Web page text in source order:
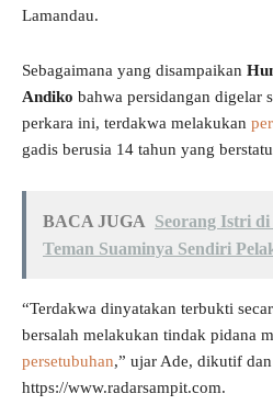
Lamandau.
Sebagaimana yang disampaikan
Andiko bahwa persidangan digelar
perkara ini, terdakwa melakukan
gadis berusia 14 tahun yang
BACA JUGA Seorang Istri
Teman Suaminya Sendiri
“Terdakwa dinyatakan terbukti
bersalah melakukan tindak pidana
persetubuhan,” ujar Ade, dikutif
https://www.radarsampit.com.